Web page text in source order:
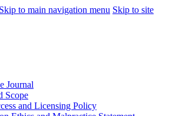
Skip to main navigation menu Skip to site
Journal
Scope
and Licensing Policy